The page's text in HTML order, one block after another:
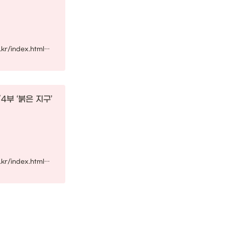
https://vod.kbs.co.kr/index.html?source=episode&sname=vod&stype=vod&program_code=T2019-0296&program_id=PS-2021095108-01-000&broadcast_complete_yn=N&local_station_code=00&section_code=05&section_sub_code=08
‘붉은 지구’
https://vod.kbs.co.kr/index.html?source=episode&sname=vod&stype=vod&program_code=T2019-0296&program_id=PS-2021095106-01-000&broadcast_complete_yn=N&local_station_code=00&section_code=05&section_sub_code=08